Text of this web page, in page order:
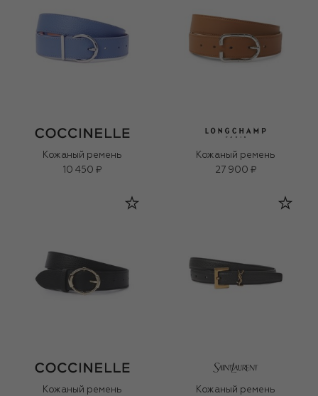
Кожаный ремень
10 450 ₽
Кожаный ремень
27 900 ₽
Кожаный ремень
Кожаный ремень